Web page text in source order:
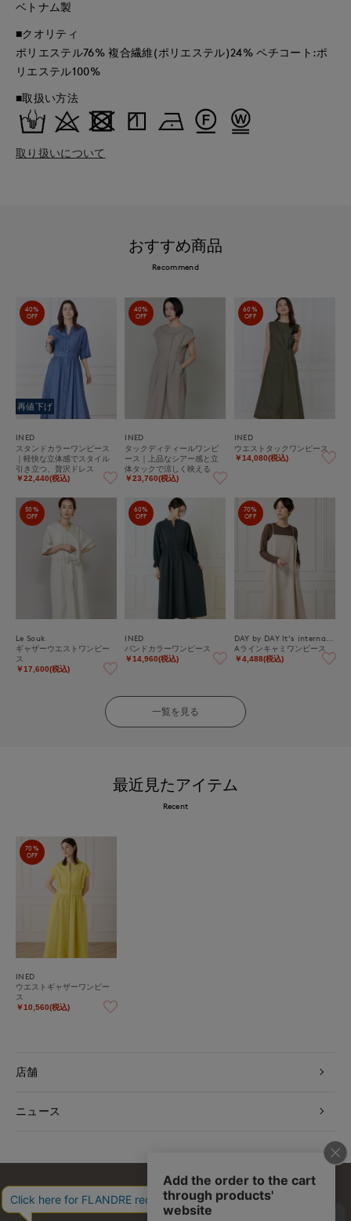
ベトナム製
■クオリティ
ポリエステル76% 複合繊維(ポリエステル)24% ペチコート:ポ
リエステル100%
■取扱い方法
取り扱いについて
おすすめ商品
Recommend
40%
OFF
再値下げ
INED
スタンドカラーワンピース
｜軽快な立体感でスタイル
引き立つ、贅沢ドレス
￥22,440(税込)
40%
OFF
INED
タックディティールワンピ
ース｜上品なシアー感と立
体タックで涼しく映える
￥23,760(税込)
60%
OFF
INED
ウエストタックワンピース
￥14,080(税込)
50%
OFF
Le Souk
ギャザーウエストワンピー
ス
￥17,600(税込)
60%
OFF
INED
バンドカラーワンピース
￥14,960(税込)
70%
OFF
Aラインキャミワンピース
￥4,488(税込)
一覧を見る
最近見たアイテム
Recent
70%
OFF
INED
ウエストギャザーワンピー
ス
￥10,560(税込)
店舗
ニュース